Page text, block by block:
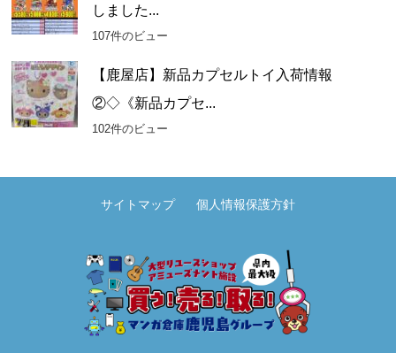
しました...
107件のビュー
【鹿屋店】新品カプセルトイ入荷情報
②◇《新品カプセ...
102件のビュー
サイトマップ 個人情報保護方針